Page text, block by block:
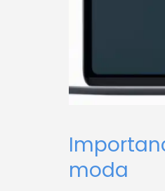
moda